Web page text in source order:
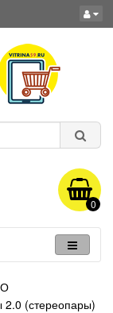
0
(стереопары)